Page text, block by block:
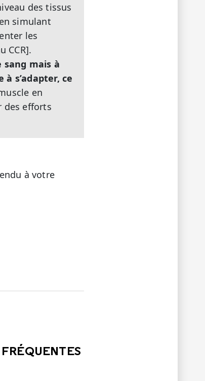
des tissus
simulant
les
CCR].
sang mais à
s’adapter, ce
en
des efforts
à votre